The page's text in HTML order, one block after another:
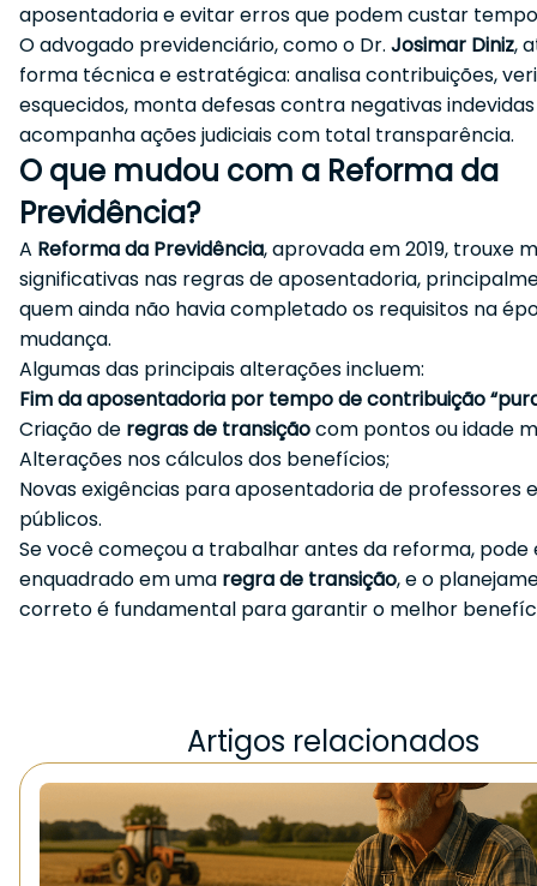
aposentadoria e evitar erros que podem custar
O advogado previdenciário, como o Dr. Josimar Diniz,
forma técnica e estratégica: analisa contribuições,
esquecidos, monta defesas contra negativas
acompanha ações judiciais com total transparência.
O que mudou com a Reforma da
Previdência?
A Reforma da Previdência, aprovada em 2019, trouxe
significativas nas regras de aposentadoria,
quem ainda não havia completado os requisitos na
mudança.
Algumas das principais alterações incluem:
Fim da aposentadoria por tempo de contribuição
Criação de regras de transiçãocom pontos ou idade
Alterações nos cálculos dos benefícios;
Novas exigências para aposentadoria de professores
públicos.
Se você começou a trabalhar antes da reforma, pode
enquadrado em uma regra de transição, e o
correto é fundamental para garantir o melhor
Artigos relacionados